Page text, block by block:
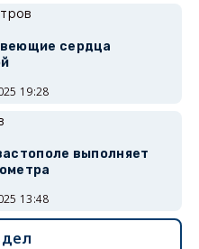
сердца
19:28
выполняет
13:48